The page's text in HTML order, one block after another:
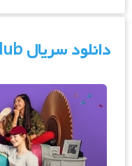
دانلود سریال The Baby Sitters Club